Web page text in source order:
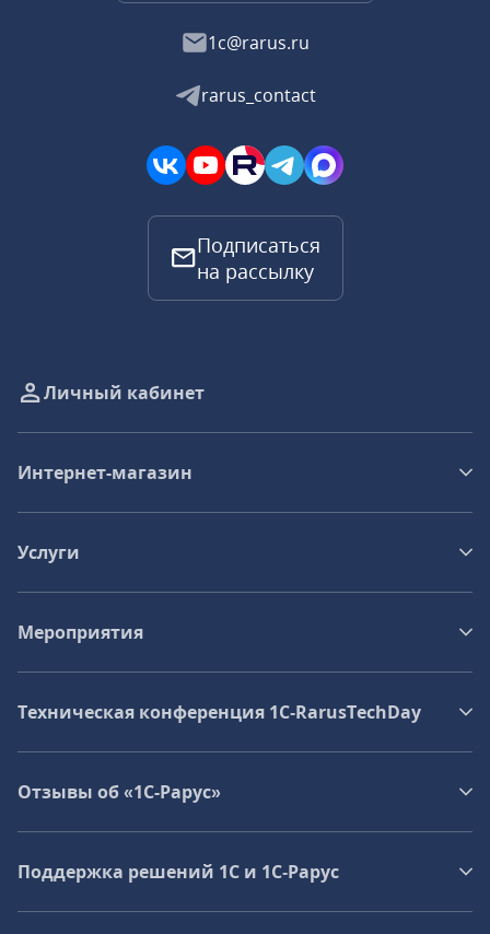
1c@rarus.ru
rarus_contact
Подписаться
на рассылку
Личный кабинет
Интернет-магазин
Услуги
Мероприятия
Техническая конференция 1C‑RarusTechDay
Отзывы об «1С-Рарус»
Поддержка решений 1С и 1С‑Рарус